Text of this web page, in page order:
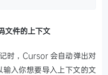
文件的上下文
时，Cursor 会自动弹出对
入你想要导入上下文的文